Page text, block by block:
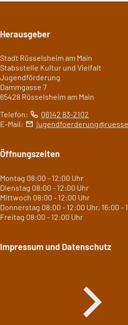
Seitenfuß
Herausgeber
Stadt Rüsselsheim am Main
Stabsstelle Kultur und Vielfalt
Jugendförderung
Dammgasse 7
65428 Rüsselsheim am Main
Telefon:
06142 83-2102
E-Mail:
jugendfoerderung
Öffnungszeiten
Montag 08:00 - 12:00 Uhr
Dienstag 08:00 - 12:00 Uhr
Mittwoch 08:00 - 12:00 Uhr
Donnerstag 08:00 - 12:00 Uhr, 16:00 -
Freitag 08:00 - 12:00 Uhr
Impressum und Datenschutz